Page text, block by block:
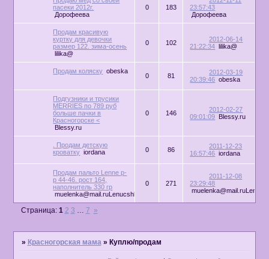
пасеки 2012г.
Дорофеева
0 183
23:57:43
Дорофеева
Продам красивую
куртку для девочки
размер 122. зима-осень
lilika@
0 102
2012-06-14
21:22:34
lilika@
Продам коляску obeska
0 81
2012-03-19
20:39:46 obeska
Подгузники и трусики
MERRIES по 789 руб
больше пачки в
Красногорске <
Blessy.ru
0 146
2012-02-27
09:01:09
Blessy.ru
. Продам детскую
кроватку iordana 0 86
2011-12-23
16:57:46 iordana
Продам пальто Lenne р-
р 44-46. рост 164,
наполнитель 330 гр
muelenka@mail.ruLenucshka
0 271
2011-12-08
23:29:48
Страница: 1 2 3 … 7 »
» Красногорская мама » Куплю/продам